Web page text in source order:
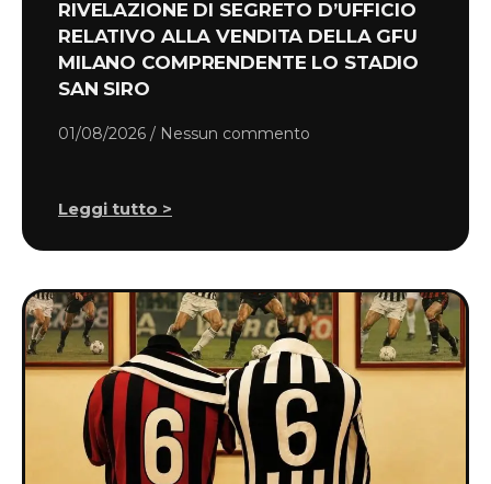
RIVELAZIONE DI SEGRETO D’UFFICIO
RELATIVO ALLA VENDITA DELLA GFU
MILANO COMPRENDENTE LO STADIO
SAN SIRO
01/08/2026 Nessun commento
Leggi tutto >